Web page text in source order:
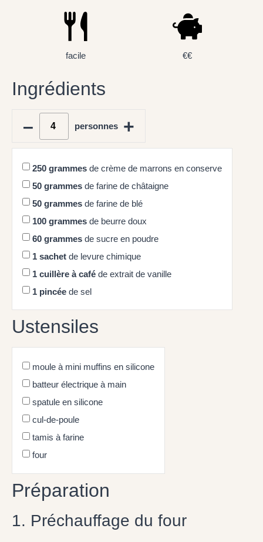
facile €€
Ingrédients
–
personnes +
250 grammes de crème de marrons en conserve
50 grammes de farine de châtaigne
50 grammes de farine de blé
100 grammes de beurre doux
60 grammes de sucre en poudre
1 sachet de levure chimique
1 cuillère à café de extrait de vanille
1 pincée de sel
Ustensiles
moule à mini muffins en silicone
batteur électrique à main
spatule en silicone
cul-de-poule
tamis à farine
four
Préparation
1. Préchauffage du four